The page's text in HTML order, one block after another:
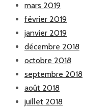
mars 2019
février 2019
janvier 2019
décembre 2018
octobre 2018
septembre 2018
août 2018
juillet 2018